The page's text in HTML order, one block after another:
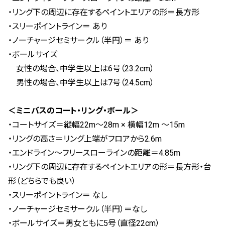
・リング下の周辺に存在するペイントエリアの形＝長方形
・スリーポイントライン＝ あり
・ノーチャージセミサークル（半円）＝ あり
・ボールサイズ
女性の場合、中学生以上は6号（23.2cm）
男性の場合、中学生以上は7号（24.5cm）
＜ミニバスのコート・リング・ボール＞
・​​コートサイズ＝縦幅22m〜28m × 横幅12m 〜15m
・リングの高さ＝リング上端がフロアから2.6m
・エンドライン〜フリースローラインの距離＝4.85m
・リング下の周辺に存在するペイントエリアの形＝長方形・台
形（どちらでも良い）
・スリーポイントライン＝ なし
・ノーチャージセミサークル（半円）＝なし
・ボールサイズ＝男女ともに5号（直径22cm）